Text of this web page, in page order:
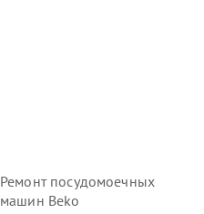
Ремонт посудомоечных
машин Beko